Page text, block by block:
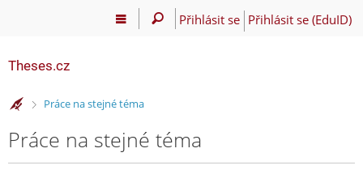
Přihlásit se Přihlásit se (EduID)
Theses.cz
>Práce na stejné téma
Práce na stejné téma